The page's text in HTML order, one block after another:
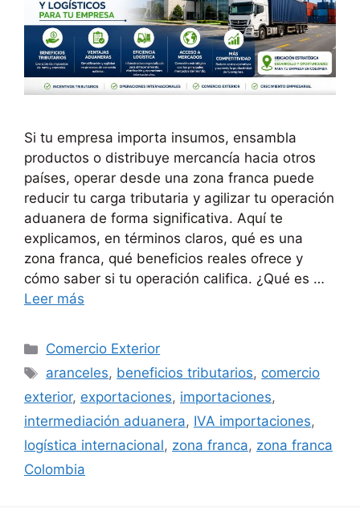
Si tu empresa importa insumos, ensambla
productos o distribuye mercancía hacia otros
países, operar desde una zona franca puede
reducir tu carga tributaria y agilizar tu operación
aduanera de forma significativa. Aquí te
explicamos, en términos claros, qué es una
zona franca, qué beneficios reales ofrece y
cómo saber si tu operación califica. ¿Qué es …
Leer más
Categorías
Comercio Exterior
Etiquetas
aranceles, beneficios tributarios, comercio
exterior, exportaciones, importaciones,
intermediación aduanera, IVA importaciones,
logística internacional, zona franca, zona franca
Colombia